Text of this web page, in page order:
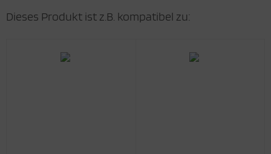
Dieses Produkt ist z.B. kompatibel zu: